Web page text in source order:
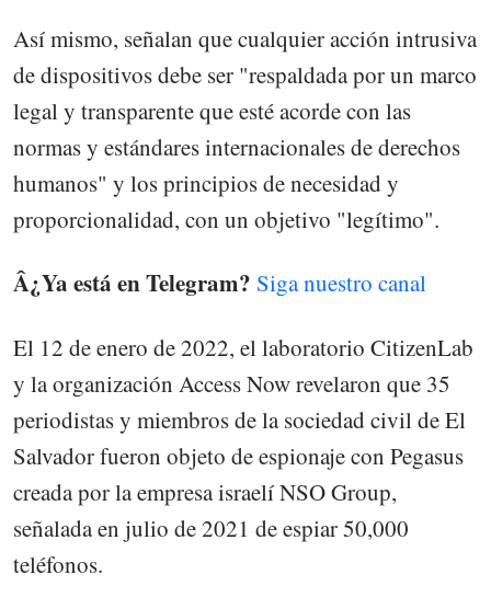
Así mismo, señalan que cualquier acción intrusiva
de dispositivos debe ser "respaldada por un marco
legal y transparente que esté acorde con las
normas y estándares internacionales de derechos
humanos" y los principios de necesidad y
proporcionalidad, con un objetivo "legítimo".
Â¿Ya está en Telegram? Siga nuestro canal
El 12 de enero de 2022, el laboratorio CitizenLab
y la organización Access Now revelaron que 35
periodistas y miembros de la sociedad civil de El
Salvador fueron objeto de espionaje con Pegasus
creada por la empresa israelí NSO Group,
señalada en julio de 2021 de espiar 50,000
teléfonos.